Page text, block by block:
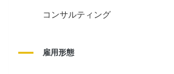
コンサルティング
雇用形態